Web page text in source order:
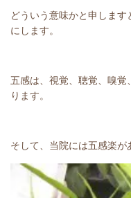
どういう意味かと申しま
にします。
五感は、視覚、聴覚、嗅
ります。
そして、当院には五感楽が